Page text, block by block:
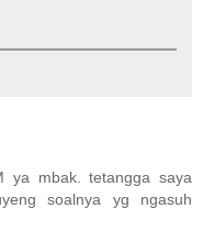
ya mbak. tetangga saya
soalnya yg ngasuh